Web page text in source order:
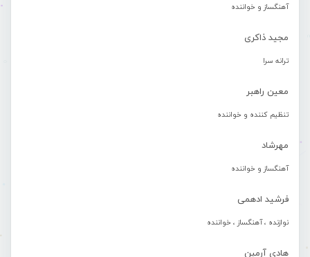
آهنگساز و خواننده
مجید ذاکری
ترانه سرا
معین راهبر
تنظیم کننده و خواننده
مهرشاد
آهنگساز و خواننده
فرشید ادهمی
نوازنده ، آهنگساز ، خواننده
هادی آرمین